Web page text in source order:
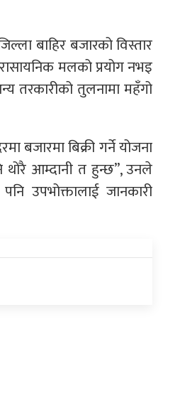
बाहिर बजारको विस्तार
मलको प्रयोग नभइ
तरकारीको तुलनामा महँगो
बजारमा बिक्री गर्ने योजना
थोरै आम्दानी त हुन्छ”, उनले
उपभोक्तालाई जानकारी